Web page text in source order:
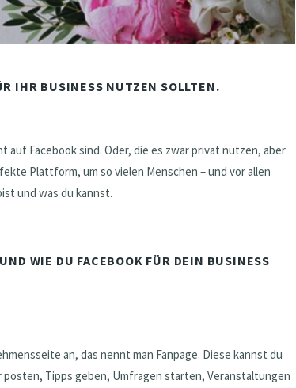
IHR BUSINESS NUTZEN SOLLTEN.
auf Facebook sind. Oder, die es zwar privat nutzen, aber
Plattform, um so vielen Menschen – und vor allen
und was du kannst.
WIE DU FACEBOOK FÜR DEIN BUSINESS
an, das nennt man Fanpage. Diese kannst du
Tipps geben, Umfragen starten, Veranstaltungen